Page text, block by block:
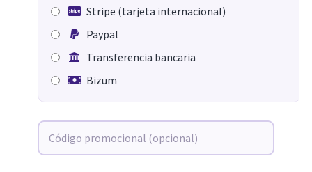
Stripe (tarjeta internacional)
Paypal
Transferencia bancaria
Bizum